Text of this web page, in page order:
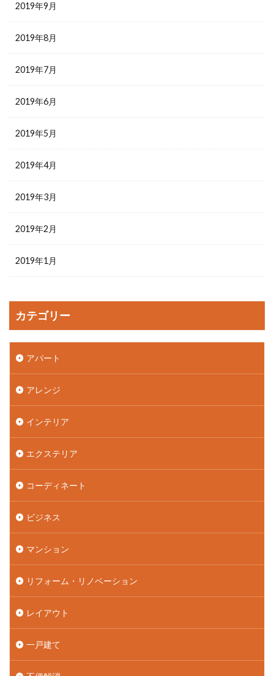
2019年9月
2019年8月
2019年7月
2019年6月
2019年5月
2019年4月
2019年3月
2019年2月
2019年1月
カテゴリー
アパート
アレンジ
インテリア
エクステリア
コーディネート
ビジネス
マンション
リフォーム・リノベーション
レイアウト
一戸建て